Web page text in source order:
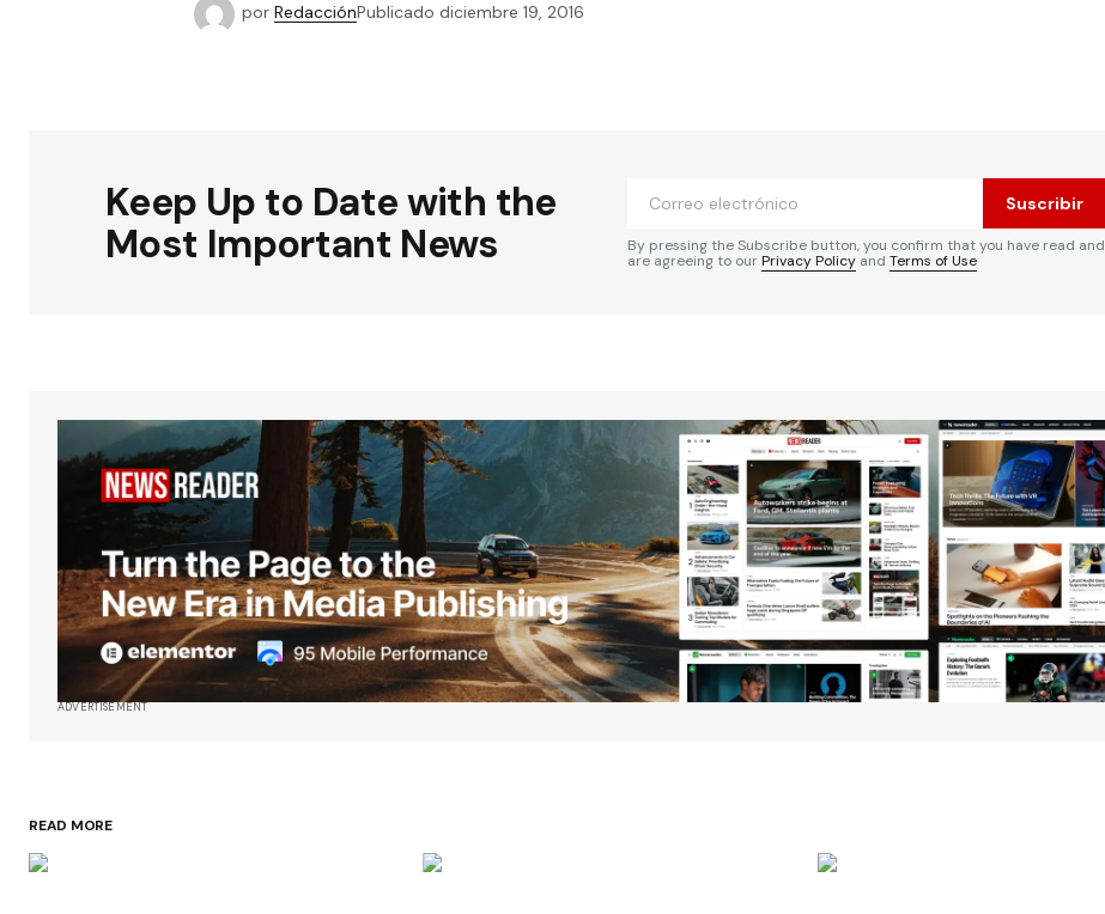
por RedacciónPublicado diciembre 19, 2016
Keep Up to Date with the
Most Important News
Suscribir
By pressing the Subscribe button, you confirm that you have read and
are agreeing to ourPrivacy Policy and Terms of Use
ADVERTISEMENT
READ MORE